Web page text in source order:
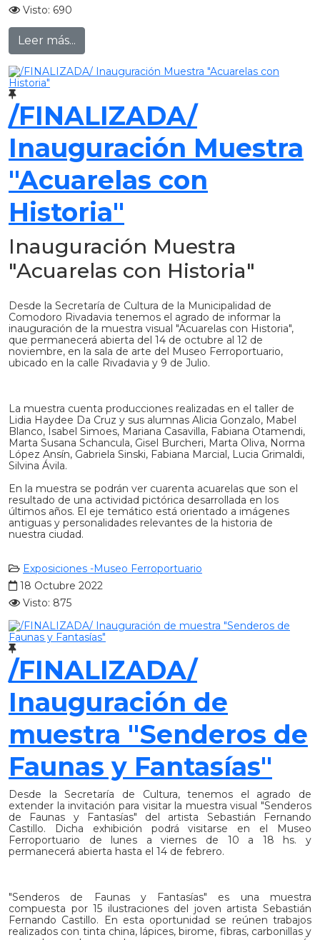
Visto: 690
Leer más...
/FINALIZADA/
Inauguración Muestra
"Acuarelas con
Historia"
Inauguración Muestra
"Acuarelas con Historia"
Desde la Secretaría de Cultura de la Municipalidad de
Comodoro Rivadavia tenemos el agrado de informar la
inauguración de la muestra visual "Acuarelas con Historia",
que permanecerá abierta del 14 de octubre al 12 de
noviembre, en la sala de arte del Museo Ferroportuario,
ubicado en la calle Rivadavia y 9 de Julio.
La muestra cuenta producciones realizadas en el taller de
Lidia Haydee Da Cruz y sus alumnas Alicia Gonzalo, Mabel
Blanco, Isabel Simoes, Mariana Casavilla, Fabiana Otamendi,
Marta Susana Schancula, Gisel Burcheri, Marta Oliva, Norma
López Ansín, Gabriela Sinski, Fabiana Marcial, Lucia Grimaldi,
Silvina Ávila.
En la muestra se podrán ver cuarenta acuarelas que son el
resultado de una actividad pictórica desarrollada en los
últimos años. El eje temático está orientado a imágenes
antiguas y personalidades relevantes de la historia de
nuestra ciudad.
Exposiciones -Museo Ferroportuario
18 Octubre 2022
Visto: 875
/FINALIZADA/
Inauguración de
muestra "Senderos de
Faunas y Fantasías"
Desde la Secretaría de Cultura, tenemos el agrado de
extender la invitación para visitar la muestra visual "Senderos
de Faunas y Fantasías" del artista Sebastián Fernando
Castillo. Dicha exhibición podrá visitarse en el Museo
Ferroportuario de lunes a viernes de 10 a 18 hs. y
permanecerá abierta hasta el 14 de febrero.
"Senderos de Faunas y Fantasías" es una muestra
compuesta por 15 ilustraciones del joven artista Sebastián
Fernando Castillo. En esta oportunidad se reúnen trabajos
realizados con tinta china, lápices, birome, fibras, carbonillas y